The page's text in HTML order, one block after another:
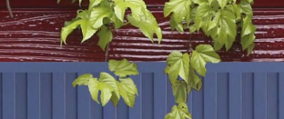
Skip
to
content